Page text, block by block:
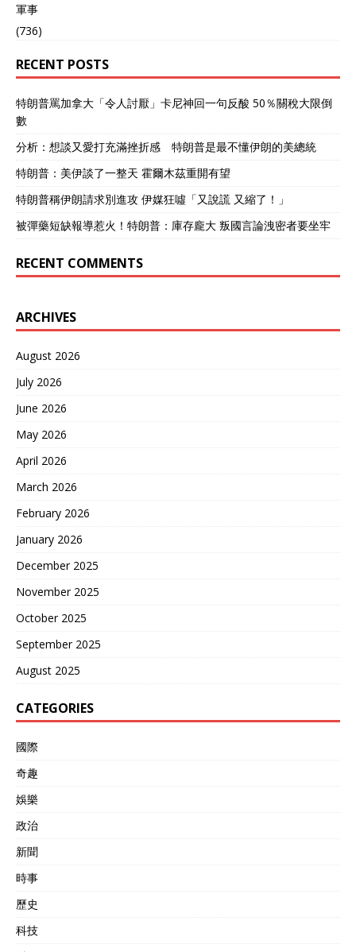
軍事
(736)
RECENT POSTS
特朗普罵加拿大「令人討厭」卡尼神回一句反酸 50％關稅大限倒
數
分析：想談又愛打充滿挫折感 特朗普是最不懂伊朗的美總統
特朗普：美伊談了一整天 霍爾木茲重開有望
特朗普稱伊朗請求別進攻 伊媒狂噓「又說謊 又縮了！」
被彈藥短缺報導惹火！特朗普：庫存龐大 叛國言論洩密者要坐牢
RECENT COMMENTS
ARCHIVES
August 2026
July 2026
June 2026
May 2026
April 2026
March 2026
February 2026
January 2026
December 2025
November 2025
October 2025
September 2025
August 2025
CATEGORIES
國際
奇趣
娛樂
政治
新聞
時事
歷史
科技